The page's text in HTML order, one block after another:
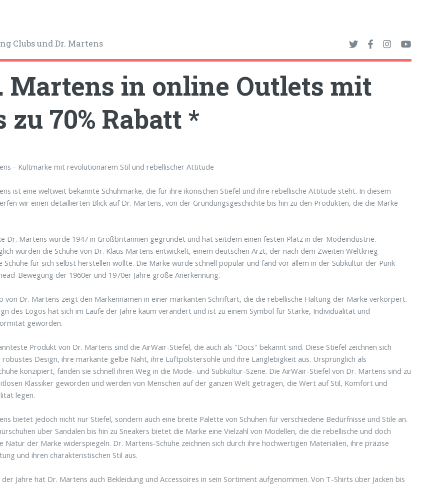
Clubs und Dr. Martens
Martens in online Outlets mit
zu 70% Rabatt *
- Kultmarke mit revolutionärem Stil und rebellischer Attitüde
ist eine weltweit bekannte Schuhmarke, die für ihre ikonischen Stiefel und ihre rebellische Attitüde steht. In diesem
wir einen detaillierten Blick auf Dr. Martens, von der Gründungsgeschichte bis hin zu den Produkten, die die Marke
Dr. Martens wurde 1947 in Großbritannien gegründet und hat seitdem einen festen Platz in der Modeindustrie.
wurden die Schuhe von Dr. Klaus Märtens entwickelt, einem deutschen Arzt, der nach dem Zweiten Weltkrieg
Schuhe für sich selbst herstellen wollte. Die Marke wurde schnell populär und fand vor allem in der Subkultur der Punk-
Bewegung der 1960er und 1970er Jahre große Anerkennung.
von Dr. Martens zeigt den Markennamen in einer markanten Schriftart, die die rebellische Haltung der Marke verkörpert.
des Logos hat sich im Laufe der Jahre kaum verändert und ist zu einem Symbol für Stärke, Individualität und
geworden.
Produkt von Dr. Martens sind die AirWair-Stiefel, die auch als "Docs" bekannt sind. Diese Stiefel zeichnen sich
robustes Design, ihre markante gelbe Naht, ihre Luftpolstersohle und ihre Langlebigkeit aus. Ursprünglich als
konzipiert, fanden sie schnell ihren Weg in die Mode- und Subkultur-Szene. Die AirWair-Stiefel von Dr. Martens sind zu
Klassiker geworden und werden von Menschen auf der ganzen Welt getragen, die Wert auf Stil, Komfort und
legen.
bietet jedoch nicht nur Stiefel, sondern auch eine breite Palette von Schuhen für verschiedene Bedürfnisse und Stile an.
über Sandalen bis hin zu Sneakers bietet die Marke eine Vielzahl von Modellen, die die rebellische und doch
Natur der Marke widerspiegeln. Dr. Martens-Schuhe zeichnen sich durch ihre hochwertigen Materialien, ihre präzise
und ihren charakteristischen Stil aus.
Jahre hat Dr. Martens auch Bekleidung und Accessoires in sein Sortiment aufgenommen. Von T-Shirts über Jacken bis